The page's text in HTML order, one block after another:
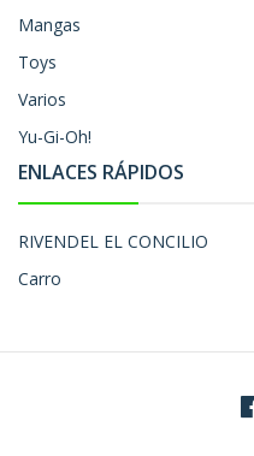
Mangas
Toys
Varios
Yu-Gi-Oh!
ENLACES RÁPIDOS
RIVENDEL EL CONCILIO
Carro